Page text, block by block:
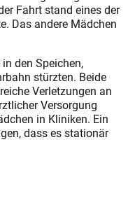
Fahrt stand eines der
Das andere Mädchen
den Speichen,
stürzten. Beide
Verletzungen an
Versorgung
in Kliniken. Ein
dass es stationär